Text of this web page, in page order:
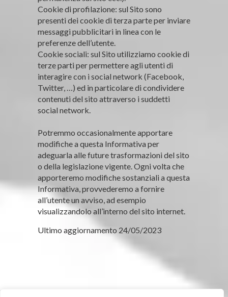
Cookie di profilazione: sul Sito sono
presenti dei cookie di terza parte per inviare
messaggi pubblicitari in linea con le
preferenze dell’utente.
Cookie sociali: sul Sito utilizziamo cookie di
terze parti per permettere agli utenti di
interagire con i social network (Facebook,
Twitter, …) ed in particolare di condividere
contenuti del sito attraverso i suddetti
social network.
Potremmo occasionalmente apportare
modifiche a questa Informativa per
adeguarla alle future trasformazioni del sito
o della legislazione vigente. Ogni volta che
apporteremo modifiche sostanziali a questa
Informativa, provvederemo a fornire
all’utente un avviso, ad esempio
visualizzandolo all’interno del sito internet.
Ultimo aggiornamento 24/05/2023